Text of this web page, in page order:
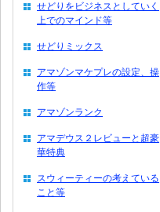
せどりをビジネスとしていく
上でのマインド等
せどりミックス
アマゾンマケプレの設定、操
作等
アマゾンランク
アマデウス２レビューと超豪
華特典
スウィーティーの考えている
こと等